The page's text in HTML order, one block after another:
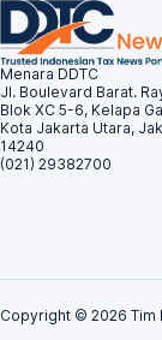
Menara DDTC
Jl. Boulevard Barat.
Blok XC 5-6, Kelapa
Kota Jakarta Utara,
14240
(021) 29382700
Copyright © 2026 Tim